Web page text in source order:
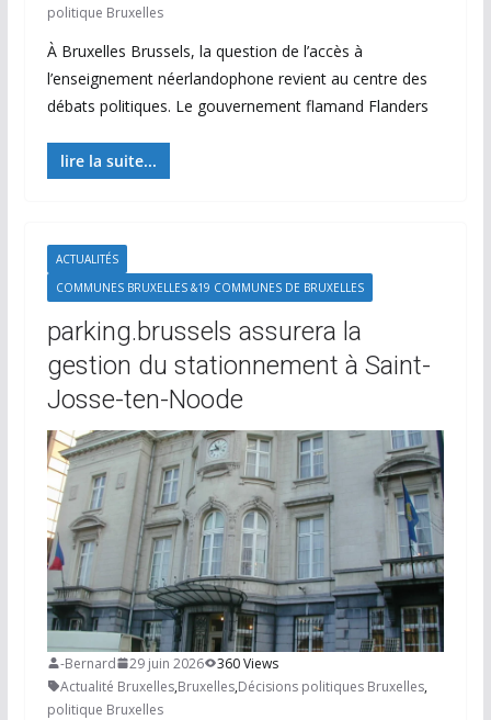
politique Bruxelles
À Bruxelles Brussels, la question de l’accès à
l’enseignement néerlandophone revient au centre des
débats politiques. Le gouvernement flamand Flanders
lire la suite...
ACTUALITÉS
COMMUNES BRUXELLES &19 COMMUNES DE BRUXELLES
parking.brussels assurera la
gestion du stationnement à Saint-
Josse-ten-Noode
-Bernard 29 juin 2026
360 Views
Actualité Bruxelles,Bruxelles,Décisions politiques Bruxelles,
politique Bruxelles